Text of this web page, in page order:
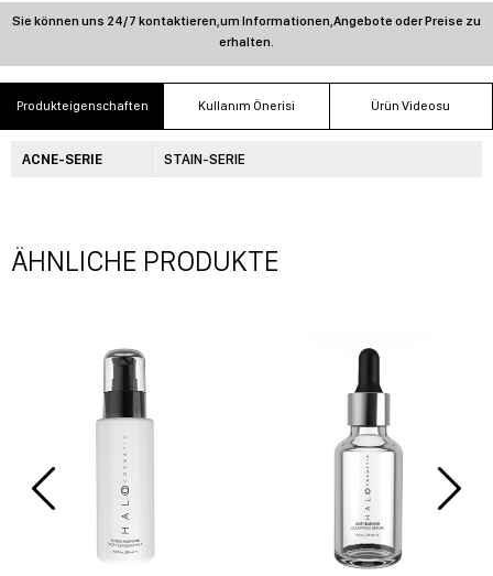
Produkteigenschaften Kullanım Önerisi Ürün Videosu
ACNE-SERIE STAIN-SERIE
ÄHNLICHE PRODUKTE